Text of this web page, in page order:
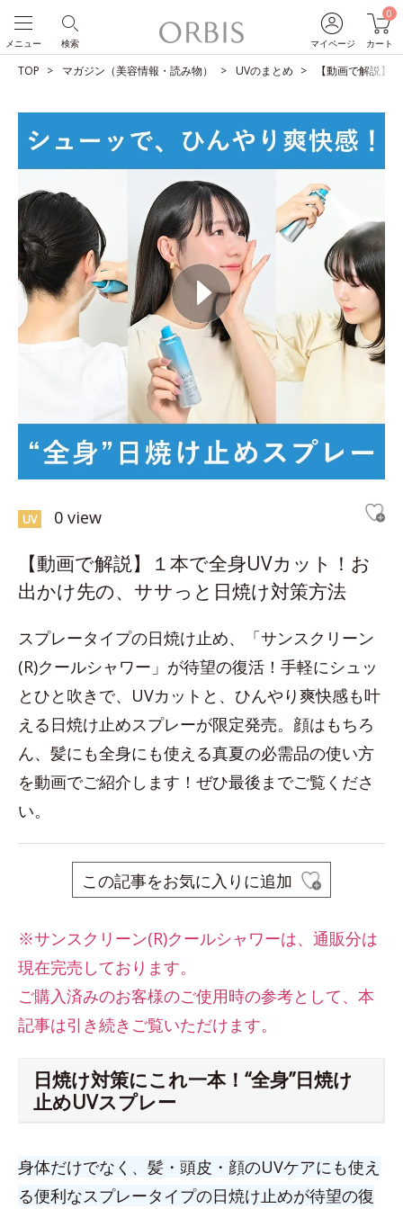
マイページ
0
カート
検索
メニュー
TOP マガジン（美容情報・読み物） UVのまとめ 【動画で解説】
UV 0 view
【動画で解説】１本で全身UVカット！お
出かけ先の、ササっと日焼け対策方法
スプレータイプの日焼け止め、「サンスクリーン
(R)クールシャワー」が待望の復活！手軽にシュッ
とひと吹きで、UVカットと、ひんやり爽快感も叶
える日焼け止めスプレーが限定発売。顔はもちろ
ん、髪にも全身にも使える真夏の必需品の使い方
を動画でご紹介します！ぜひ最後までご覧くださ
い。
この記事をお気に入りに追加
※サンスクリーン(R)クールシャワーは、 通販分は
現在完売しております。
ご購入済みのお客様のご使用時の参考として、本
記事は引き続きご覧いただけます。
日焼け対策にこれ一本！“全身”日焼け
止めUVスプレー
身体だけでなく、髪・頭皮・顔のUVケアにも使え
る便利なスプレータイプの日焼け止めが待望の復